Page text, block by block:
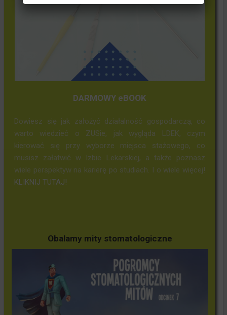
DARMOWY eBOOK
Dowiesz się jak założyć działalność gospodarczą, co
warto wiedzieć o ZUSie, jak wygląda LDEK, czym
kierować się przy wyborze miejsca stażowego, co
musisz załatwić w Izbie Lekarskiej, a także poznasz
wiele perspektyw na karierę po studiach. I o wiele więcej!
KLIKNIJ TUTAJ!
Obalamy mity stomatologiczne